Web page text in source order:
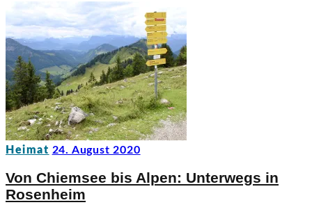
Heimat 24. August 2020
Von Chiemsee bis Alpen: Unterwegs in
Rosenheim